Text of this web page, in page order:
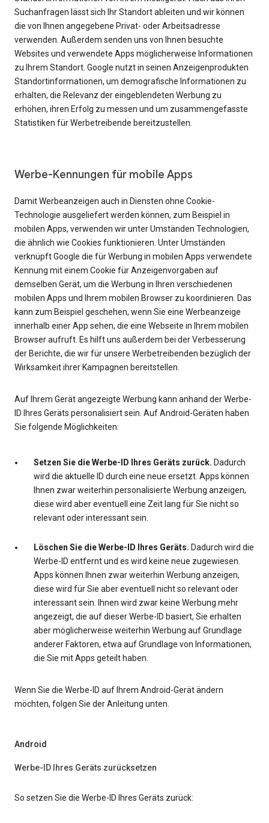
Suchanfragen lässt sich Ihr Standort ableiten und wir können
die von Ihnen angegebene Privat- oder Arbeitsadresse
verwenden. Außerdem senden uns von Ihnen besuchte
Websites und verwendete Apps möglicherweise Informationen
zu Ihrem Standort. Google nutzt in seinen Anzeigenprodukten
Standortinformationen, um demografische Informationen zu
erhalten, die Relevanz der eingeblendeten Werbung zu
erhöhen, ihren Erfolg zu messen und um zusammengefasste
Statistiken für Werbetreibende bereitzustellen.
Werbe-Kennungen für mobile Apps
Damit Werbeanzeigen auch in Diensten ohne Cookie-
Technologie ausgeliefert werden können, zum Beispiel in
mobilen Apps, verwenden wir unter Umständen Technologien,
die ähnlich wie Cookies funktionieren. Unter Umständen
verknüpft Google die für Werbung in mobilen Apps verwendete
Kennung mit einem Cookie für Anzeigenvorgaben auf
demselben Gerät, um die Werbung in Ihren verschiedenen
mobilen Apps und Ihrem mobilen Browser zu koordinieren. Das
kann zum Beispiel geschehen, wenn Sie eine Werbeanzeige
innerhalb einer App sehen, die eine Webseite in Ihrem mobilen
Browser aufruft. Es hilft uns außerdem bei der Verbesserung
der Berichte, die wir für unsere Werbetreibenden bezüglich der
Wirksamkeit ihrer Kampagnen bereitstellen.
Auf Ihrem Gerät angezeigte Werbung kann anhand der Werbe-
ID Ihres Geräts personalisiert sein. Auf Android-Geräten haben
Sie folgende Möglichkeiten:
Setzen Sie die Werbe-ID Ihres Geräts zurück. Dadurch
wird die aktuelle ID durch eine neue ersetzt. Apps können
Ihnen zwar weiterhin personalisierte Werbung anzeigen,
diese wird aber eventuell eine Zeit lang für Sie nicht so
relevant oder interessant sein.
Löschen Sie die Werbe-ID Ihres Geräts. Dadurch wird die
Werbe-ID entfernt und es wird keine neue zugewiesen.
Apps können Ihnen zwar weiterhin Werbung anzeigen,
diese wird für Sie aber eventuell nicht so relevant oder
interessant sein. Ihnen wird zwar keine Werbung mehr
angezeigt, die auf dieser Werbe-ID basiert, Sie erhalten
aber möglicherweise weiterhin Werbung auf Grundlage
anderer Faktoren, etwa auf Grundlage von Informationen,
die Sie mit Apps geteilt haben.
Wenn Sie die Werbe-ID auf Ihrem Android-Gerät ändern
möchten, folgen Sie der Anleitung unten.
Android
Werbe-ID Ihres Geräts zurücksetzen
So setzen Sie die Werbe-ID Ihres Geräts zurück: